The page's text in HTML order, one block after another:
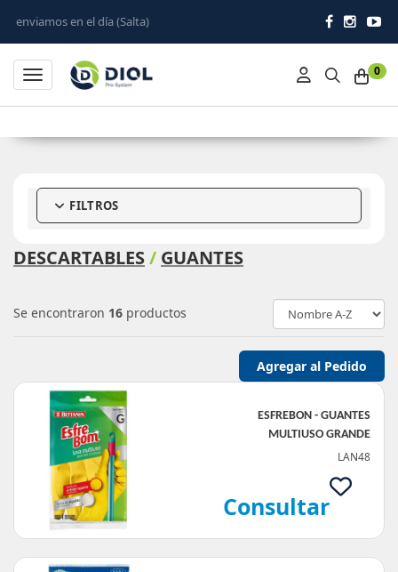
0
Toggle navigation
FILTROS
DESCARTABLES/ GUANTES
Se encontraron 16 productos
ESFREBON - GUANTES
MULTIUSO GRANDE
LAN48
Consultar